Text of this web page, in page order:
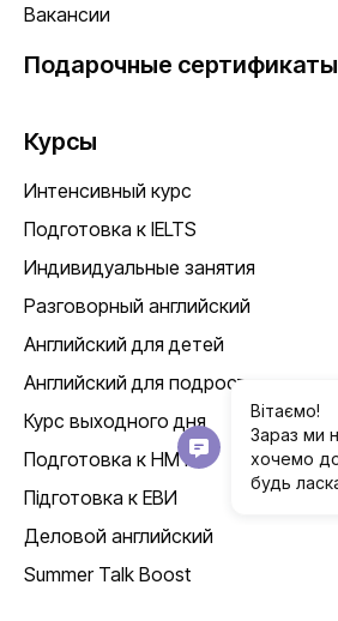
Вакансии
Подарочные сертификаты
Курсы
Интенсивный курс
Подготовка к IELTS
Индивидуальные занятия
Разговорный английский
Английский для детей
Английский для подростков
Курс выходного дня
Подготовка к НМТ
Підготовка к ЕВИ
Деловой английский
Summer Talk Boost